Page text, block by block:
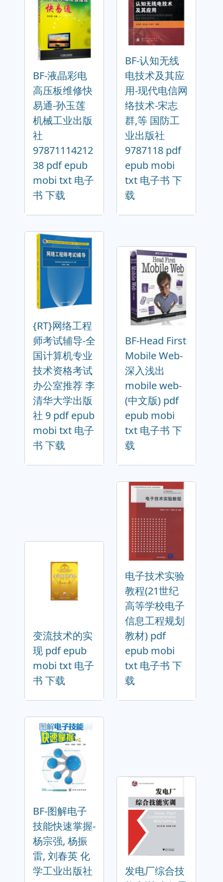
BF-液晶彩电
高压板维修快
易通-孙玉莲
机械工业出版
社
97871114212
38 pdf epub
mobi txt 电子
书 下载
BF-认知无线
电技术及其应
用-现代电信网
络技术-宋志
群,等 国防工
业出版社
9787118 pdf
epub mobi
txt 电子书 下
载
{RT}网络工程
师考试辅导-全
国计算机专业
技术资格考试
办公室推荐 李
清华大学出版
社 9 pdf epub
mobi txt 电子
书 下载
BF-Head First
Mobile Web-
深入浅出
mobile web-
(中文版) pdf
epub mobi
txt 电子书 下
载
变流技术的实
现 pdf epub
mobi txt 电子
书 下载
电子技术实验
教程(21世纪
高等学校电子
信息工程规划
教材) pdf
epub mobi
txt 电子书 下
载
BF-图解电子
技能快速掌握-
杨宗强, 杨振
雷, 刘春英 化
学工业出版社
发电厂综合技